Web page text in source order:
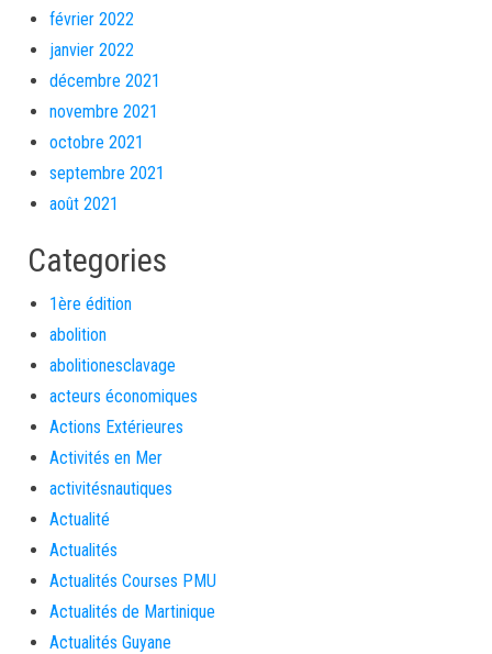
février 2022
janvier 2022
décembre 2021
novembre 2021
octobre 2021
septembre 2021
août 2021
Categories
1ère édition
abolition
abolitionesclavage
acteurs économiques
Actions Extérieures
Activités en Mer
activitésnautiques
Actualité
Actualités
Actualités Courses PMU
Actualités de Martinique
Actualités Guyane